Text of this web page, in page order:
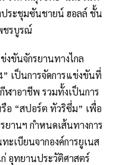
ระชุมซันชายน์ ฮอลล์ ชั้น
ชรบูรณ์
งขันจักรยานทางไกล
เป็นการจัดการแข่งขันที่
ฬาอาชีพ รวมทั้งเป็นการ
อ “สปอร์ต ทัวริซึ่ม” เพื่อ
ยานฯ กำหนดเส้นทางการ
เบียนจากองค์การยูเนส
อุทยานประวัติศาสตร์